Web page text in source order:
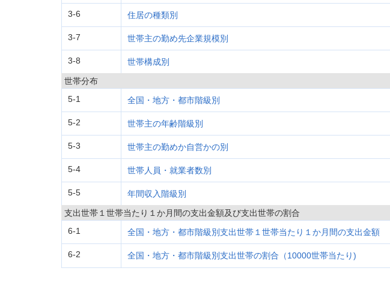
3-6 住居の種類別
3-7 世帯主の勤め先企業規模別
3-8 世帯構成別
世帯分布
5-1
全国・地方・都市階級別
5-2 世帯主の年齢階級別
5-3 世帯主の勤めか自営かの別
5-4 世帯人員・就業者数別
5-5 年間収入階級別
支出世帯１世帯当たり１か月間の支出金額及び支出世帯の割合
6-1
全国・地方・都市階級別支出世帯１世帯当たり１か月間の支出金額
6-2 全国・地方・都市階級別支出世帯の割合（10000世帯当たり)